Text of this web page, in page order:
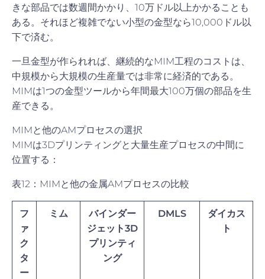
きな部品では数週間かかり、10万ドル以上かかることも
ある。それほど複雑でない小型の金型なら10,000ドル以
下で済む。
一旦金型が作られれば、継続的なMIM工程のコストは、
中規模から大規模の生産量では非常に経済的である。
MIMは1つの金型ツールから年間最大100万個の部品を生
産できる。
MIMと他のAMプロセスの選択
MIMは3Dプリンティングと大量生産プロセスの中間に
位置する：
表12：MIMと他の金属AMプロセスの比較
フ
ァ
ク
タ
ー
ミム
バインダー
ジェット3D
プリンティ
ング
DMLS
ダイカス
ト